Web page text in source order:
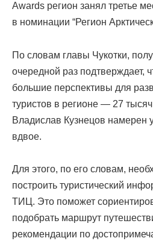
Awards регион занял третье
в номинации “Регион
По словам главы Чукотки,
очередной раз подтверждает,
большие перспективы для
туристов в регионе — 27 тысяч
Владислав Кузнецов намерен
вдвое.
Для этого, по его словам,
построить туристический
ТИЦ. Это поможет
подобрать маршрут
рекомендации по